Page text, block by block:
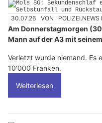
30.07.26 VON POLIZEI.NEWS
Am Donnerstagmorgen
Mann auf der A3 mit
Verletzt wurde niemand. Es
10'000 Franken.
Weiterlesen